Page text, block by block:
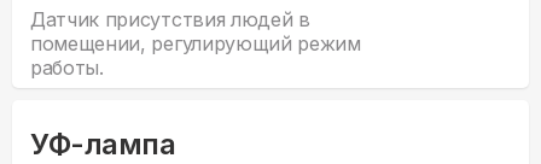
Датчик присутствия людей в
помещении, регулирующий режим
работы.
УФ-лампа